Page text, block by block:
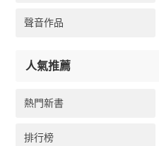
聲音作品
人氣推薦
熱門新書
排行榜